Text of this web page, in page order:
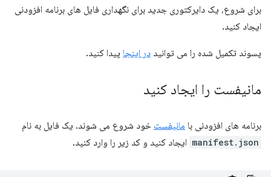
برای شروع، یک دایرکتوری جدید برای نگهداری فایل های برنامه افزودنی
ایجاد کنید.
پسوند تکمیل شده را می توانید در اینجا پیدا کنید.
مانیفست را ایجاد کنید
برنامه های افزودنی با مانیفست خود شروع می شوند. یک فایل به نام
manifest.json ایجاد کنید و کد زیر را وارد کنید.